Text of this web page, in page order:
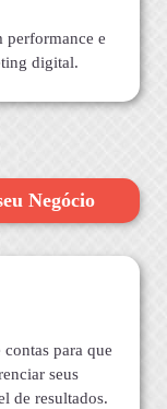
performance e
digital.
Negócio
para que
seus
de resultados.